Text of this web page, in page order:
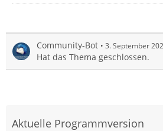
Community-Bot 3. September
Hat das Thema geschlossen.
Aktuelle Programmversion